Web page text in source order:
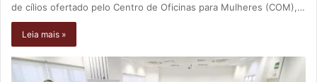
de cílios ofertado pelo Centro de Oficinas para Mulheres (COM),…
Leia mais »